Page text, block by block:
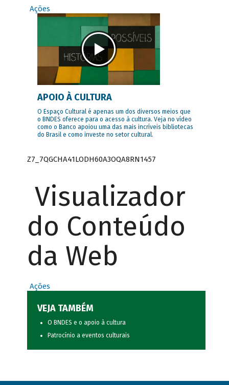
Ações
APOIO À CULTURA
O Espaço Cultural é apenas um dos diversos meios que
o BNDES oferece para o acesso à cultura. Veja no vídeo
como o Banco apoiou uma das mais incríveis bibliotecas
do Brasil e como investe no setor cultural.
Z7_7QGCHA41LODH60A3OQA8RN1457
Visualizador
do Conteúdo
da Web
Ações
VEJA TAMBÉM
O BNDES e o apoio à cultura
Patrocínio a eventos culturais